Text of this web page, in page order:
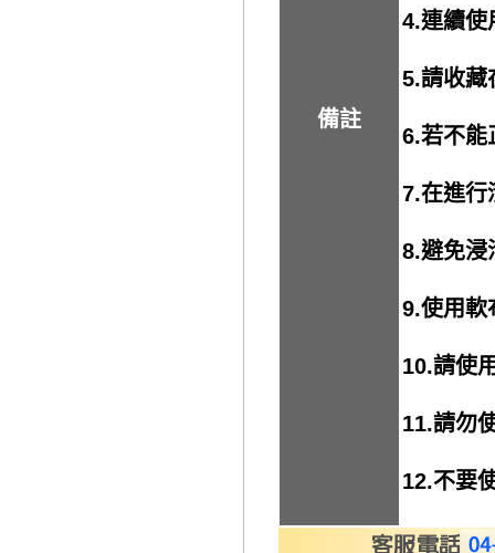
備註
4.連續使
5.請收藏
6.若不能
7.在進行
8.避免浸
9.使用軟
10.請使
11.請勿
12.不要